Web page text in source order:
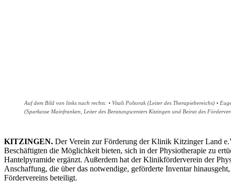
Auf dem Bild von links nach rechts: • Vitali Poltorak (Leiter des Therapiebereichs) •
(Sparkasse Mainfranken, Leiter des Beratungscenters Kitzingen und Beirat des
KITZINGEN. Der Verein zur Förderung der Klinik Kitzinger Land
Beschäftigten die Möglichkeit bieten, sich in der Physiotherapie zu
Hantelpyramide ergänzt. Außerdem hat der Klinikförderverein der
Anschaffung, die über das notwendige, geförderte Inventar
Fördervereins beteiligt.